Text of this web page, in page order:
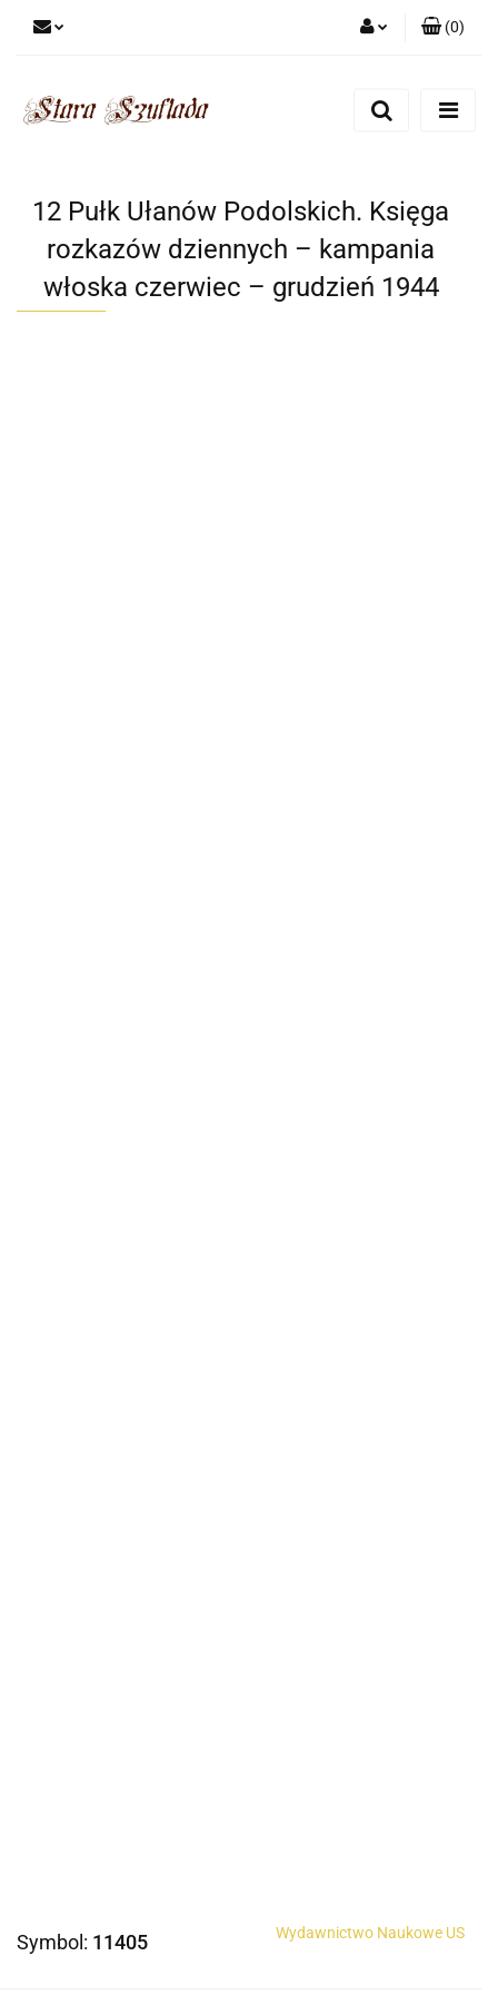
Zarejestruj się
(0)
12 Pułk Ułanów Podolskich. Księga
rozkazów dziennych – kampania
włoska czerwiec – grudzień 1944
Symbol: 11405 Wydawnictwo Naukowe US